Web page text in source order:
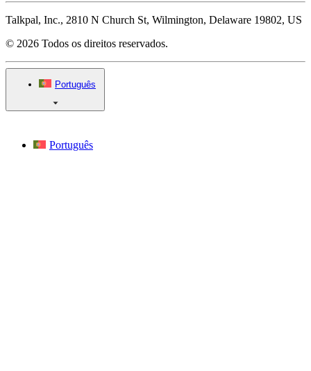
Talkpal, Inc., 2810 N Church St, Wilmington, Delaware 19802, US
© 2026 Todos os direitos reservados.
Português
Português